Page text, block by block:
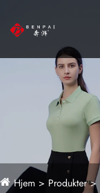
Hjem Produkter